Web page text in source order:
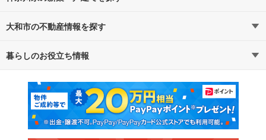
路線・駅から探す
通勤・通学時間から探す
大和市の不動産情報を探す
不動産・住宅
新築マンション 中古マンション
新築一戸建て 中古一戸建て
暮らしのお役立ち情報
マンションカタログ 教えて！住まいの先生